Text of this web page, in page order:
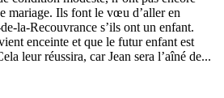
mariage. Ils font le vœu d’aller en
la-Recouvrance s’ils ont un enfant.
enceinte et que le futur enfant est
leur réussira, car Jean sera l’aîné de...